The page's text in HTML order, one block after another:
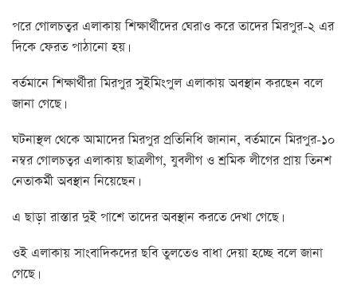
পরে গোলচত্বর এলাকায় শিক্ষার্থীদের ঘেরাও করে তাদের মিরপুর-২ এর
দিকে ফেরত পাঠানো হয়।
বর্তমানে শিক্ষার্থীরা মিরপুর সুইমিংপুল এলাকায় অবস্থান করছেন বলে
জানা গেছে।
ঘটনাস্থল থেকে আমাদের মিরপুর প্রতিনিধি জানান, বর্তমানে মিরপুর-১০
নম্বর গোলচত্বর এলাকায় ছাত্রলীগ, যুবলীগ ও শ্রমিক লীগের প্রায় তিনশ
নেতাকর্মী অবস্থান নিয়েছেন।
এ ছাড়া রাস্তার দুই পাশে তাদের অবস্থান করতে দেখা গেছে।
ওই এলাকায় সাংবাদিকদের ছবি তুলতেও বাধা দেয়া হচ্ছে বলে জানা
গেছে।